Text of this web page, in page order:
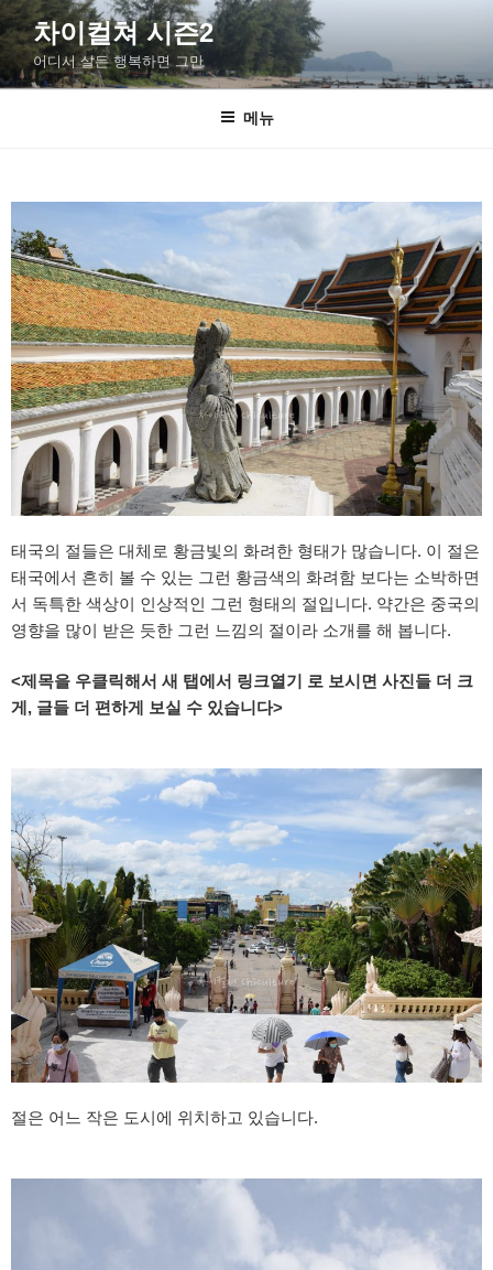
차이컬쳐 시즌2
어디서 살든 행복하면 그만
메뉴
태국의 절들은 대체로 황금빛의 화려한 형태가 많습니다. 이 절은
태국에서 흔히 볼 수 있는 그런 황금색의 화려함 보다는 소박하면
서 독특한 색상이 인상적인 그런 형태의 절입니다. 약간은 중국의
영향을 많이 받은 듯한 그런 느낌의 절이라 소개를 해 봅니다.
<제목을 우클릭해서 새 탭에서 링크열기 로 보시면 사진들 더 크
게, 글들 더 편하게 보실 수 있습니다>
절은 어느 작은 도시에 위치하고 있습니다.